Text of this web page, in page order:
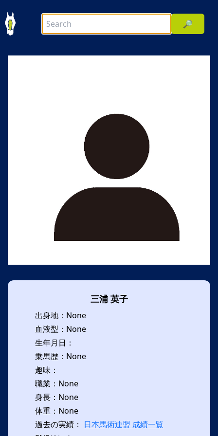
🔎
三浦 英子
出身地：None
血液型：None
生年月日：
乗馬歴：None
趣味：
職業：None
身長：None
体重：None
過去の実績： 日本馬術連盟 成績一覧